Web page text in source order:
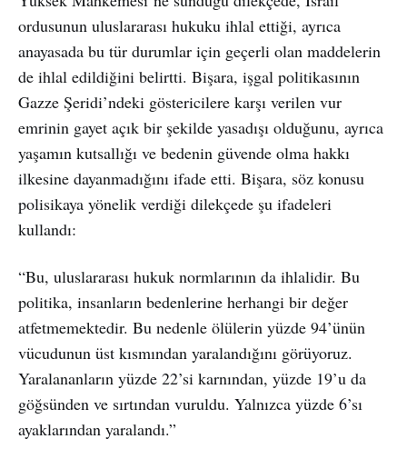
ordusunun uluslararası hukuku ihlal ettiği, ayrıca
anayasada bu tür durumlar için geçerli olan maddelerin
de ihlal edildiğini belirtti. Bişara, işgal politikasının
Gazze Şeridi’ndeki göstericilere karşı verilen vur
emrinin gayet açık bir şekilde yasadışı olduğunu, ayrıca
yaşamın kutsallığı ve bedenin güvende olma hakkı
ilkesine dayanmadığını ifade etti. Bişara, söz konusu
polisikaya yönelik verdiği dilekçede şu ifadeleri
kullandı:
“Bu, uluslararası hukuk normlarının da ihlalidir. Bu
politika, insanların bedenlerine herhangi bir değer
atfetmemektedir. Bu nedenle ölülerin yüzde 94’ünün
vücudunun üst kısmından yaralandığını görüyoruz.
Yaralananların yüzde 22’si karnından, yüzde 19’u da
göğsünden ve sırtından vuruldu. Yalnızca yüzde 6’sı
ayaklarından yaralandı.”